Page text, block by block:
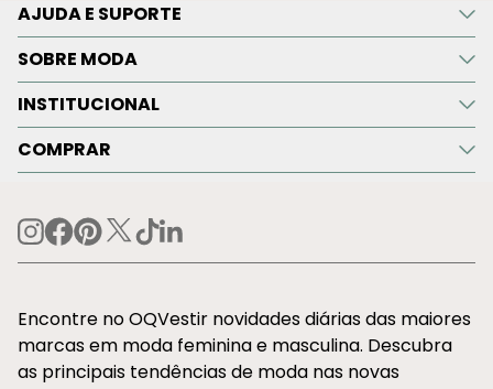
AJUDA E SUPORTE
SOBRE MODA
INSTITUCIONAL
COMPRAR
Encontre no OQVestir novidades diárias das maiores
marcas em moda feminina e masculina. Descubra
as principais tendências de moda nas novas